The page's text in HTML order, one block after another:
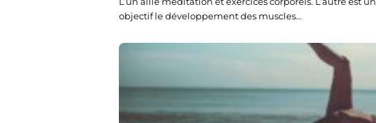
objectif le développement des muscles…